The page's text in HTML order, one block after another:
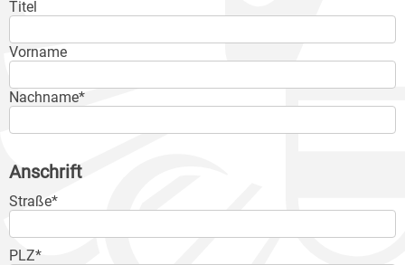
Titel
Vorname
Nachname*
Anschrift
Straße*
PLZ*